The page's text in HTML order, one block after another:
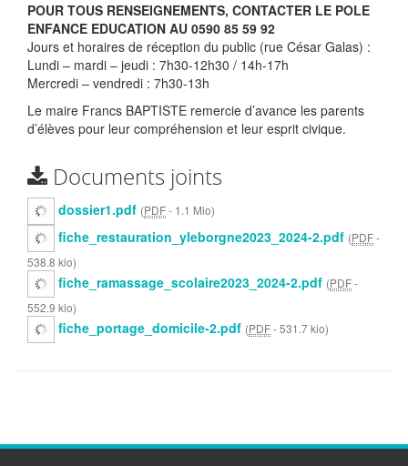
POUR TOUS RENSEIGNEMENTS, CONTACTER LE POLE
ENFANCE EDUCATION AU 0590 85 59 92
Jours et horaires de réception du public (rue César Galas) :
Lundi – mardi – jeudi : 7h30-12h30 / 14h-17h
Mercredi – vendredi : 7h30-13h
Le maire Francs BAPTISTE remercie d’avance les parents
d’élèves pour leur compréhension et leur esprit civique.
Documents joints
dossier1.pdf (PDF- 1.1 Mio)
fiche_restauration_yleborgne2023_2024-2.pdf (PDF-
538.8 kio)
fiche_ramassage_scolaire2023_2024-2.pdf (PDF-
552.9 kio)
fiche_portage_domicile-2.pdf (PDF-531.7 kio)